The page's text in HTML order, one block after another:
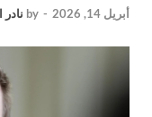
أبريل 14, 2026 -
by